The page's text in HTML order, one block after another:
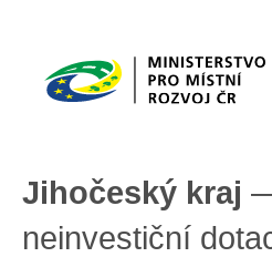
Jihočeský kraj
neinvestiční